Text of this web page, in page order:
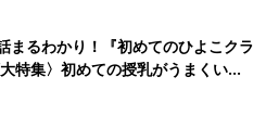
まるわかり！『初めてのひよこクラ
特集〉初めての授乳がうまくい
ルクの基本と夏のトラブル 解決テ